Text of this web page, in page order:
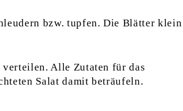
bzw. tupfen. Die Blätter klein
Alle Zutaten für das
Salat damit beträufeln.